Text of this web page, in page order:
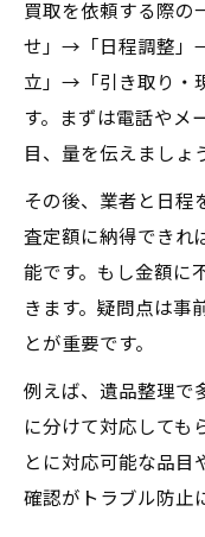
買取を依頼する際の
せ」→「日程調整」
立」→「引き取り・
す。まずは電話やメ
目、量を伝えましょ
その後、業者と日程
査定額に納得できれ
能です。もし金額に
きます。疑問点は事
とが重要です。
例えば、遺品整理で
に分けて対応しても
とに対応可能な品目
確認がトラブル防止